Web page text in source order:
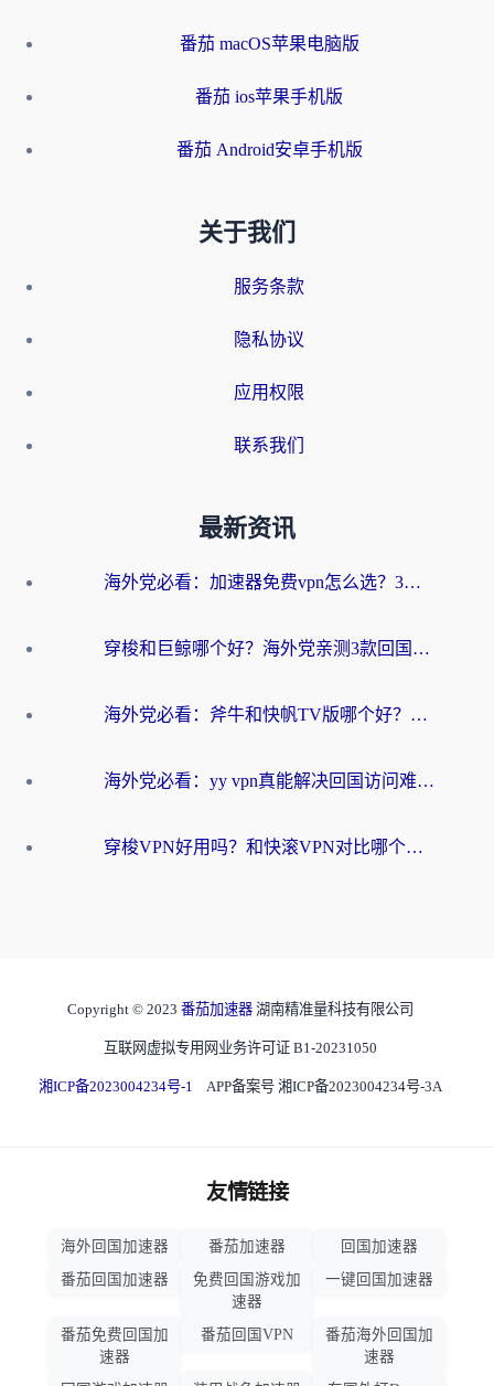
番茄 macOS苹果电脑版
番茄 ios苹果手机版
番茄 Android安卓手机版
关于我们
服务条款
隐私协议
应用权限
联系我们
最新资讯
海外党必看：加速器免费vpn怎么选？3步教你无缝访问国内资源
穿梭和巨鲸哪个好？海外党亲测3款回国加速器，教你避开90%的坑
海外党必看：斧牛和快帆TV版哪个好？3分钟选对回国加速器，无缝刷B站、追热剧
海外党必看：yy vpn真能解决回国访问难题？附云极initap测评+免费方案对比
穿梭VPN好用吗？和快滚VPN对比哪个回国效果更好？海外党选回国加速器必看指南
Copyright © 2023 番茄加速器 湖南精准量科技有限公司
互联网虚拟专用网业务许可证 B1-20231050
湘ICP备2023004234号-1 APP备案号 湘ICP备2023004234号-3A
友情链接
海外回国加速器 番茄加速器
回国加速器
番茄回国加速器
免费回国游戏加
速器
一键回国加速器
番茄免费回国加
速器
番茄回国VPN
番茄海外回国加
速器